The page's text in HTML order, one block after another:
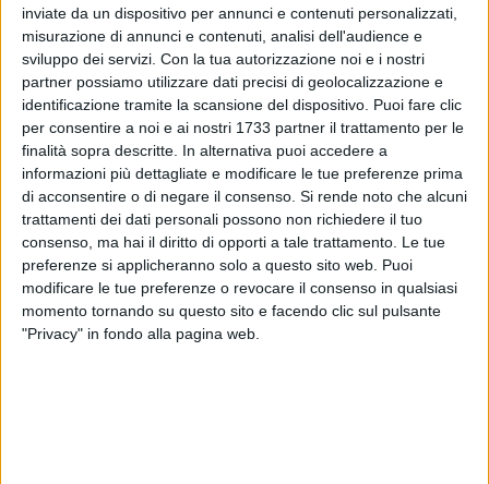
inviate da un dispositivo per annunci e contenuti personalizzati,
misurazione di annunci e contenuti, analisi dell'audience e
sviluppo dei servizi. Con la tua autorizzazione noi e i nostri
partner possiamo utilizzare dati precisi di geolocalizzazione e
identificazione tramite la scansione del dispositivo. Puoi fare clic
per consentire a noi e ai nostri 1733 partner il trattamento per le
finalità sopra descritte. In alternativa puoi accedere a
informazioni più dettagliate e modificare le tue preferenze prima
di acconsentire o di negare il consenso. Si rende noto che alcuni
trattamenti dei dati personali possono non richiedere il tuo
consenso, ma hai il diritto di opporti a tale trattamento. Le tue
preferenze si applicheranno solo a questo sito web. Puoi
modificare le tue preferenze o revocare il consenso in qualsiasi
momento tornando su questo sito e facendo clic sul pulsante
"Privacy" in fondo alla pagina web.
38
Dalle tracce di Dna trovate tra le unghia del cadavere ed
esaminate dal Ris di Roma non è stato possibile risalire agli
autori dell'aggressione che costò la vita a Giuseppina Mojo,
93 anni,uccisa nella sua abitazione di via Monte Sabotino il
15 febbraio del 2013. Il caso è stato dunque archiviato dal
Gip del Tribunale di Trani.
L'anziana donna fu trovata morta dalla badante e dal figlio
all'interno della sua abitazione. Le indagini, coordinate dal